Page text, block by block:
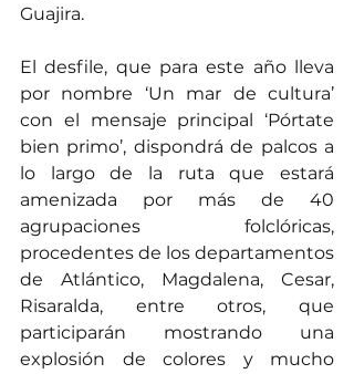
Guajira.
El desfile, que para este año lleva
por nombre ‘Un mar de cultura’
con el mensaje principal ‘Pórtate
bien primo’, dispondrá de palcos a
lo largo de la ruta que estará
amenizada por más de 40
agrupaciones folclóricas,
procedentes de los departamentos
de Atlántico, Magdalena, Cesar,
Risaralda, entre otros, que
participarán mostrando una
explosión de colores y mucho